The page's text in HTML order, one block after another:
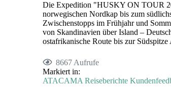
Die Expedition "HUSKY ON TOUR
norwegischen Nordkap bis zum
Zwischenstopps im Frühjahr und
von Skandinavien über Island –
ostafrikanische Route bis zur Südspitze
8667 Aufrufe
Markiert in:
ATACAMA Reiseberichte